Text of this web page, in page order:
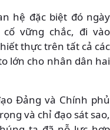
hệ đặc biệt đó ngày
vững chắc, đi vào
thực trên tất cả các
lớn cho nhân dân hai
Đảng và Chính phủ
và chỉ đạo sát sao,